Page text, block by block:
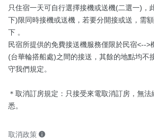
只住宿一天可自行選擇接機或送機(二選一)，
下)限同時接機或送機，若要分開接或送，需
下 。
民宿所提供的免費接送機服務僅限於民宿<-->
(台華輪搭船處)之間的接送，其餘的地點均不
守我們規定。
＊取消訂房規定：只接受來電取消訂房，無
悉。
取消政策